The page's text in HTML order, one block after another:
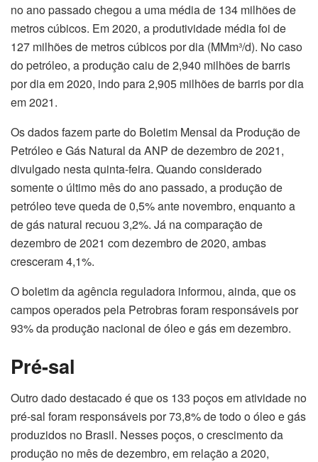
no ano passado chegou a uma média de 134 milhões de
metros cúbicos. Em 2020, a produtividade média foi de
127 milhões de metros cúbicos por dia (MMm³/d). No caso
do petróleo, a produção caiu de 2,940 milhões de barris
por dia em 2020, indo para 2,905 milhões de barris por dia
em 2021.
Os dados fazem parte do Boletim Mensal da Produção de
Petróleo e Gás Natural da ANP de dezembro de 2021,
divulgado nesta quinta-feira. Quando considerado
somente o último mês do ano passado, a produção de
petróleo teve queda de 0,5% ante novembro, enquanto a
de gás natural recuou 3,2%. Já na comparação de
dezembro de 2021 com dezembro de 2020, ambas
cresceram 4,1%.
O boletim da agência reguladora informou, ainda, que os
campos operados pela Petrobras foram responsáveis por
93% da produção nacional de óleo e gás em dezembro.
Pré-sal
Outro dado destacado é que os 133 poços em atividade no
pré-sal foram responsáveis por 73,8% de todo o óleo e gás
produzidos no Brasil. Nesses poços, o crescimento da
produção no mês de dezembro, em relação a 2020,